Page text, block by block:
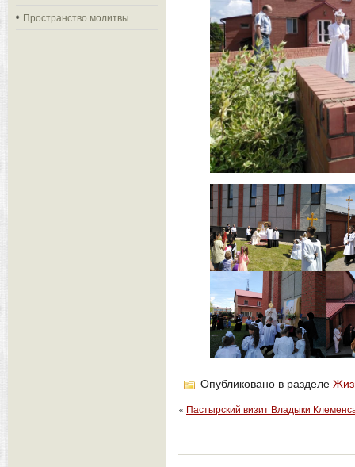
Пространство молитвы
Опубликовано в разделе
« Пастырский визит Владыки